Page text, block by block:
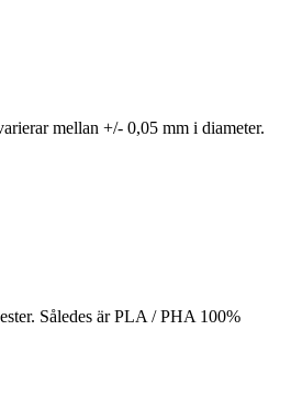
mellan +/- 0,05 mm i diameter.
Således är PLA / PHA 100%